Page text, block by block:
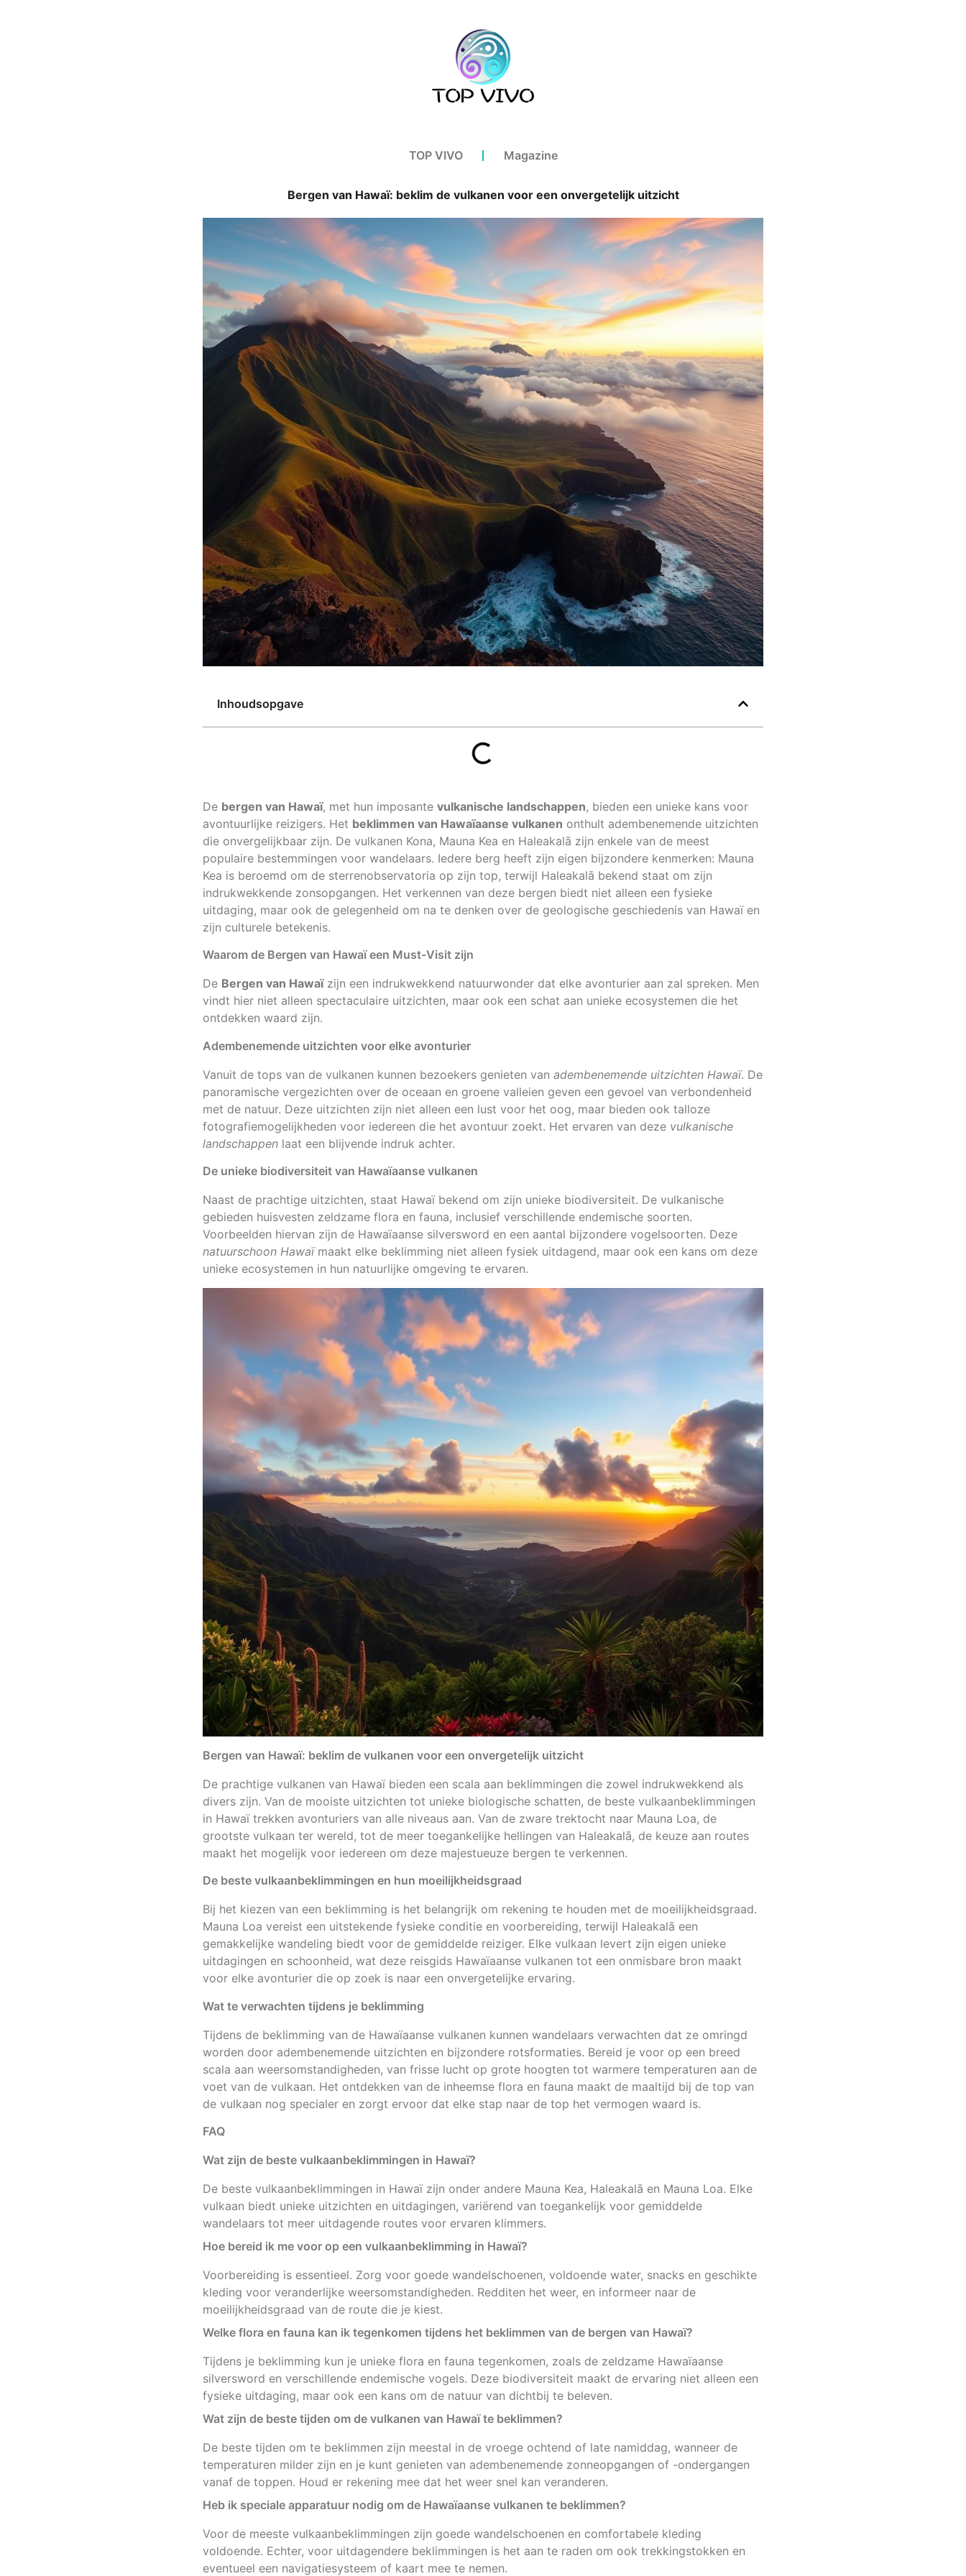
TOP VIVO Magazine
Bergen van Hawaï: beklim de vulkanen voor een onvergetelijk uitzicht
Inhoudsopgave
De bergen van Hawaï, met hun imposante vulkanische landschappen, bieden een unieke kans voor
avontuurlijke reizigers. Het beklimmen van Hawaïaanse vulkanen onthult adembenemende uitzichten
die onvergelijkbaar zijn. De vulkanen Kona, Mauna Kea en Haleakalā zijn enkele van de meest
populaire bestemmingen voor wandelaars. Iedere berg heeft zijn eigen bijzondere kenmerken: Mauna
Kea is beroemd om de sterrenobservatoria op zijn top, terwijl Haleakalā bekend staat om zijn
indrukwekkende zonsopgangen. Het verkennen van deze bergen biedt niet alleen een fysieke
uitdaging, maar ook de gelegenheid om na te denken over de geologische geschiedenis van Hawaï en
zijn culturele betekenis.
Waarom de Bergen van Hawaï een Must-Visit zijn
De Bergen van Hawaïzijn een indrukwekkend natuurwonder dat elke avonturier aan zal spreken. Men
vindt hier niet alleen spectaculaire uitzichten, maar ook een schat aan unieke ecosystemen die het
ontdekken waard zijn.
Adembenemende uitzichten voor elke avonturier
Vanuit de tops van de vulkanen kunnen bezoekers genieten van adembenemende uitzichten Hawaï. De
panoramische vergezichten over de oceaan en groene valleien geven een gevoel van verbondenheid
met de natuur. Deze uitzichten zijn niet alleen een lust voor het oog, maar bieden ook talloze
fotografiemogelijkheden voor iedereen die het avontuur zoekt. Het ervaren van deze vulkanische
landschappen laat een blijvende indruk achter.
De unieke biodiversiteit van Hawaïaanse vulkanen
Naast de prachtige uitzichten, staat Hawaï bekend om zijn unieke biodiversiteit. De vulkanische
gebieden huisvesten zeldzame flora en fauna, inclusief verschillende endemische soorten.
Voorbeelden hiervan zijn de Hawaïaanse silversword en een aantal bijzondere vogelsoorten. Deze
natuurschoon Hawaïmaakt elke beklimming niet alleen fysiek uitdagend, maar ook een kans om deze
unieke ecosystemen in hun natuurlijke omgeving te ervaren.
Bergen van Hawaï: beklim de vulkanen voor een onvergetelijk uitzicht
De prachtige vulkanen van Hawaï bieden een scala aan beklimmingen die zowel indrukwekkend als
divers zijn. Van de mooiste uitzichten tot unieke biologische schatten, de beste vulkaanbeklimmingen
in Hawaï trekken avonturiers van alle niveaus aan. Van de zware trektocht naar Mauna Loa, de
grootste vulkaan ter wereld, tot de meer toegankelijke hellingen van Haleakalā, de keuze aan routes
maakt het mogelijk voor iedereen om deze majestueuze bergen te verkennen.
De beste vulkaanbeklimmingen en hun moeilijkheidsgraad
Bij het kiezen van een beklimming is het belangrijk om rekening te houden met de moeilijkheidsgraad.
Mauna Loa vereist een uitstekende fysieke conditie en voorbereiding, terwijl Haleakalā een
gemakkelijke wandeling biedt voor de gemiddelde reiziger. Elke vulkaan levert zijn eigen unieke
uitdagingen en schoonheid, wat deze reisgids Hawaïaanse vulkanen tot een onmisbare bron maakt
voor elke avonturier die op zoek is naar een onvergetelijke ervaring.
Wat te verwachten tijdens je beklimming
Tijdens de beklimming van de Hawaïaanse vulkanen kunnen wandelaars verwachten dat ze omringd
worden door adembenemende uitzichten en bijzondere rotsformaties. Bereid je voor op een breed
scala aan weersomstandigheden, van frisse lucht op grote hoogten tot warmere temperaturen aan de
voet van de vulkaan. Het ontdekken van de inheemse flora en fauna maakt de maaltijd bij de top van
de vulkaan nog specialer en zorgt ervoor dat elke stap naar de top het vermogen waard is.
FAQ
Wat zijn de beste vulkaanbeklimmingen in Hawaï?
De beste vulkaanbeklimmingen in Hawaï zijn onder andere Mauna Kea, Haleakalā en Mauna Loa. Elke
vulkaan biedt unieke uitzichten en uitdagingen, variërend van toegankelijk voor gemiddelde
wandelaars tot meer uitdagende routes voor ervaren klimmers.
Hoe bereid ik me voor op een vulkaanbeklimming in Hawaï?
Voorbereiding is essentieel. Zorg voor goede wandelschoenen, voldoende water, snacks en geschikte
kleding voor veranderlijke weersomstandigheden. Redditen het weer, en informeer naar de
moeilijkheidsgraad van de route die je kiest.
Welke flora en fauna kan ik tegenkomen tijdens het beklimmen van de bergen van Hawaï?
Tijdens je beklimming kun je unieke flora en fauna tegenkomen, zoals de zeldzame Hawaïaanse
silversword en verschillende endemische vogels. Deze biodiversiteit maakt de ervaring niet alleen een
fysieke uitdaging, maar ook een kans om de natuur van dichtbij te beleven.
Wat zijn de beste tijden om de vulkanen van Hawaï te beklimmen?
De beste tijden om te beklimmen zijn meestal in de vroege ochtend of late namiddag, wanneer de
temperaturen milder zijn en je kunt genieten van adembenemende zonneopgangen of -ondergangen
vanaf de toppen. Houd er rekening mee dat het weer snel kan veranderen.
Heb ik speciale apparatuur nodig om de Hawaïaanse vulkanen te beklimmen?
Voor de meeste vulkaanbeklimmingen zijn goede wandelschoenen en comfortabele kleding
voldoende. Echter, voor uitdagendere beklimmingen is het aan te raden om ook trekkingstokken en
eventueel een navigatiesysteem of kaart mee te nemen.